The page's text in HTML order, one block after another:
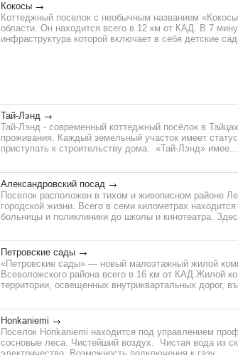
Кокосы
Коттеджный поселок с необычным названием
области. Он находится всего в 12 км от КАД. В 7
инфраструктура которой включает в себя детские
Тай-Лэнд
Тай-Лэнд - современный коттеджный посёлок в
проживания. Каждый земельный участок имеет
приступать к строительству дома. «Тай-Лэнд» имее...
Александровский посад
Поселок расположен в тихом и живописном районе
городской жизни. Всего в семи километрах
больницы и поликлиники до школы и кинотеатра.
Петровские сады
«Петровские сады» — новый малоэтажный жилой
Всеволожского района всего в 16 км от КАД.Жилой
территории, освещенных внутриквартальных дорог,
Honkaniemi
Поселок Honkaniemi находится под управлением
сосновые леса. Чистейший воздух. Чистая вода из